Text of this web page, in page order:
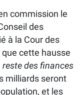
commission le
des
à la Cour des
cette hausse
des finances
milliards seront
et les